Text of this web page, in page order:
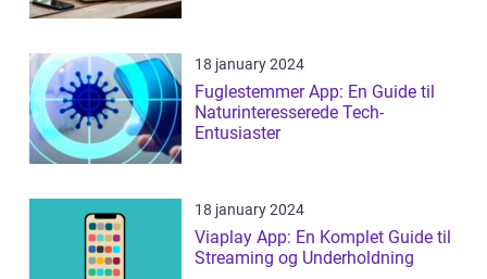
18 january 2024
Fuglestemmer App: En Guide til
Naturinteresserede Tech-
Entusiaster
18 january 2024
Viaplay App: En Komplet Guide til
Streaming og Underholdning